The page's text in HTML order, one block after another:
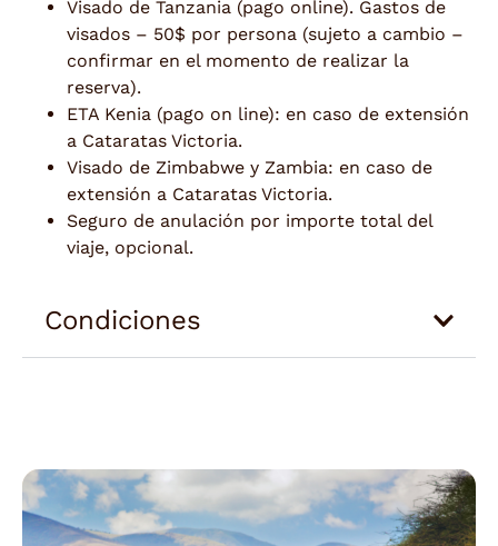
Visado de Tanzania (pago online). Gastos de
visados – 50$ por persona (sujeto a cambio –
confirmar en el momento de realizar la
reserva).
ETA Kenia (pago on line): en caso de extensión
a Cataratas Victoria.
Visado de Zimbabwe y Zambia: en caso de
extensión a Cataratas Victoria.
Seguro de anulación por importe total del
viaje, opcional.
Condiciones